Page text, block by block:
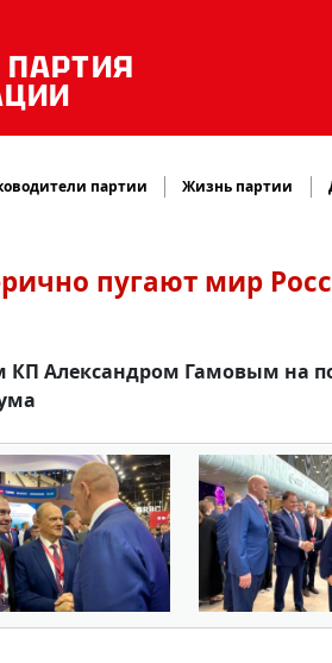
партии Жизнь партии
пугают мир
КП Александром Гамовым на